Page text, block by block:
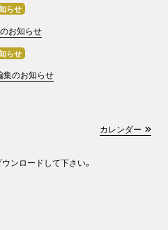
らせ
お知らせ
らせ
集のお知らせ
カレンダー
ンロードして下さい。